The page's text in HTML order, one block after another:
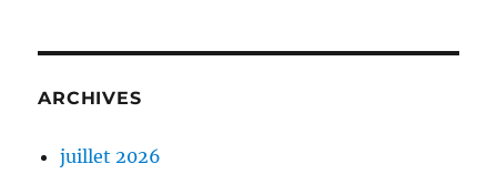
ARCHIVES
juillet 2026